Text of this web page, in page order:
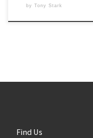
by Tony Stark
Find Us